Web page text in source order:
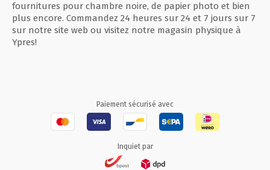
fournitures pour chambre noire, de papier photo et bien
plus encore. Commandez 24 heures sur 24 et 7 jours sur 7
sur notre site web ou visitez notre magasin physique à
Ypres!
Paiement sécurisé avec
Inquiet par